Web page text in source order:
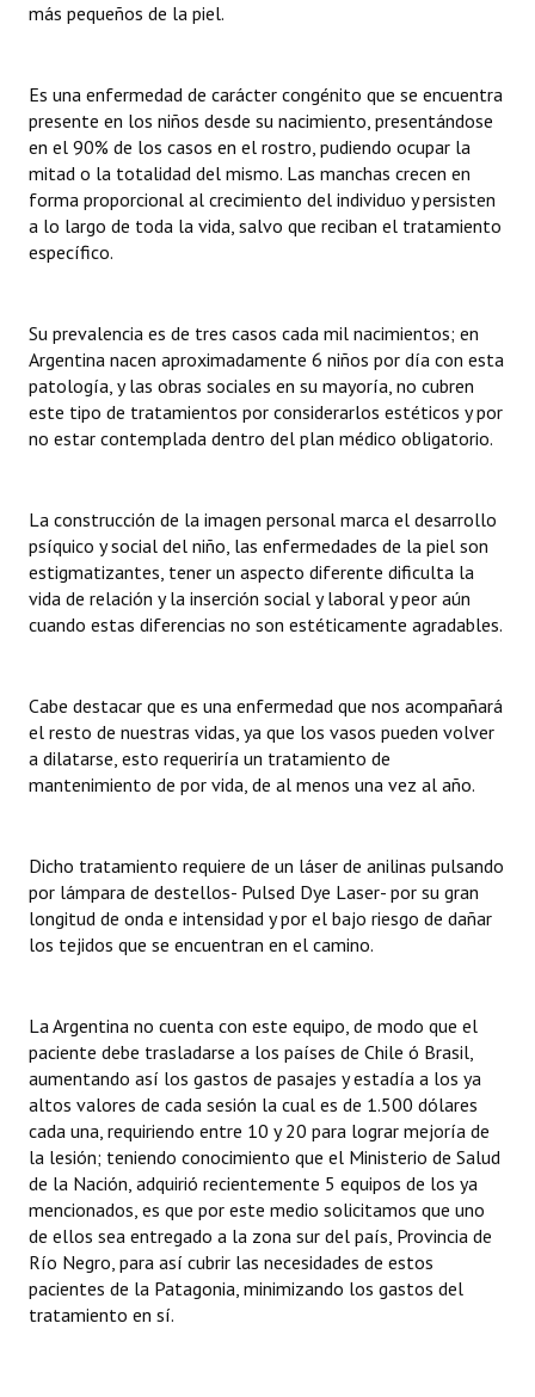
NORMATIVA
Comunicaciones
Declaraciones
Resoluciones
INSTITUCIONAL
Antiguos Pobladores
Noticias Destacadas
Datos Históricos
Premio al Mérito - Registro
Periodistas Decanos - Registro
Ciudadano Ilustre - Registro
Huéspedes de Honor - Registro
Antiguos Pobladores - Registro
Bariloche, Municipio intercultural
Entrega de distinciones
REFORMA DE LA CARTA ORGÁNICA
más pequeños de la piel.
Es una enfermedad de carácter congénito que se encuentra
presente en los niños desde su nacimiento, presentándose
en el 90% de los casos en el rostro, pudiendo ocupar la
mitad o la totalidad del mismo. Las manchas crecen en
forma proporcional al crecimiento del individuo y persisten
a lo largo de toda la vida, salvo que reciban el tratamiento
específico.
Su prevalencia es de tres casos cada mil nacimientos; en
Argentina nacen aproximadamente 6 niños por día con esta
patología, y las obras sociales en su mayoría, no cubren
este tipo de tratamientos por considerarlos estéticos y por
no estar contemplada dentro del plan médico obligatorio.
La construcción de la imagen personal marca el desarrollo
psíquico y social del niño, las enfermedades de la piel son
estigmatizantes, tener un aspecto diferente dificulta la
vida de relación y la inserción social y laboral y peor aún
cuando estas diferencias no son estéticamente agradables.
Cabe destacar que es una enfermedad que nos acompañará
el resto de nuestras vidas, ya que los vasos pueden volver
a dilatarse, esto requeriría un tratamiento de
mantenimiento de por vida, de al menos una vez al año.
Dicho tratamiento requiere de un láser de anilinas pulsando
por lámpara de destellos- Pulsed Dye Laser- por su gran
longitud de onda e intensidad y por el bajo riesgo de dañar
los tejidos que se encuentran en el camino.
La Argentina no cuenta con este equipo, de modo que el
paciente debe trasladarse a los países de Chile ó Brasil,
aumentando así los gastos de pasajes y estadía a los ya
altos valores de cada sesión la cual es de 1.500 dólares
cada una, requiriendo entre 10 y 20 para lograr mejoría de
la lesión; teniendo conocimiento que el Ministerio de Salud
de la Nación, adquirió recientemente 5 equipos de los ya
mencionados, es que por este medio solicitamos que uno
de ellos sea entregado a la zona sur del país, Provincia de
Río Negro, para así cubrir las necesidades de estos
pacientes de la Patagonia, minimizando los gastos del
tratamiento en sí.